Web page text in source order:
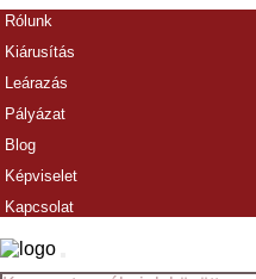
Rólunk
Kiárusítás
Leárazás
Pályázat
Blog
Képviselet
Kapcsolat